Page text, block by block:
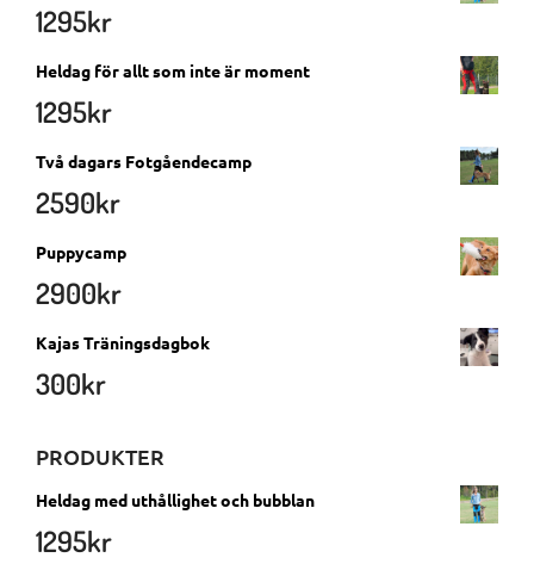
1295kr
Heldag för allt som inte är moment
1295kr
Två dagars Fotgåendecamp
2590kr
Puppycamp
2900kr
Kajas Träningsdagbok
300kr
PRODUKTER
Heldag med uthållighet och bubblan
1295kr